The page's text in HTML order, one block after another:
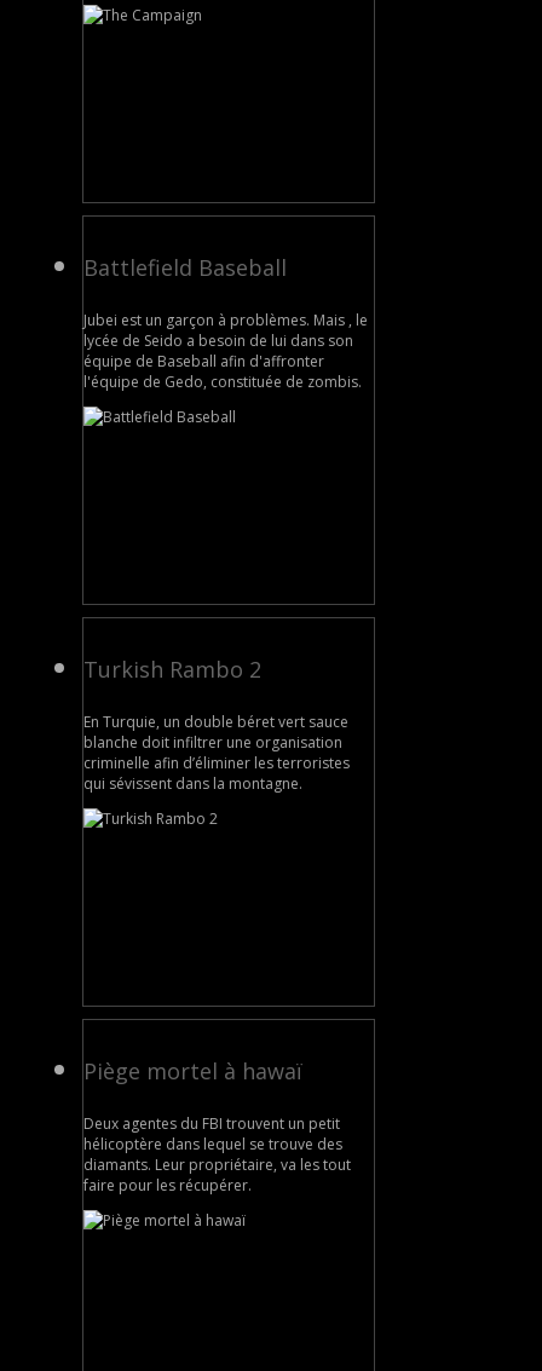
Battlefield Baseball
Jubei est un garçon à problèmes. Mais , le
lycée de Seido a besoin de lui dans son
équipe de Baseball afin d'affronter
l'équipe de Gedo, constituée de zombis.
Turkish Rambo 2
En Turquie, un double béret vert sauce
blanche doit infiltrer une organisation
criminelle afin d’éliminer les terroristes
qui sévissent dans la montagne.
Piège mortel à hawaï
Deux agentes du FBI trouvent un petit
hélicoptère dans lequel se trouve des
diamants. Leur propriétaire, va les tout
faire pour les récupérer.